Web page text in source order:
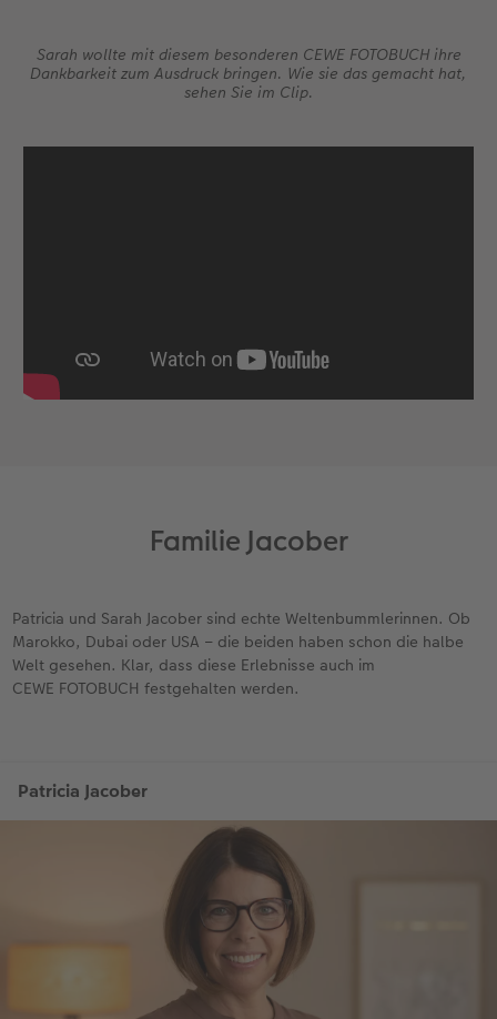
Sarah wollte mit diesem besonderen CEWE FOTOBUCH ihre
Dankbarkeit zum Ausdruck bringen. Wie sie das gemacht hat,
sehen Sie im Clip.
Familie Jacober
Patricia und Sarah Jacober sind echte Weltenbummlerinnen. Ob
Marokko, Dubai oder USA – die beiden haben schon die halbe
Welt gesehen. Klar, dass diese Erlebnisse auch im
CEWE FOTOBUCH festgehalten werden.